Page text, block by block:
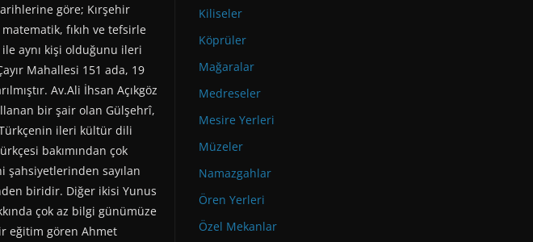
göre; Kırşehir
fıkıh ve tefsirle
ile aynı kişi olduğunu ileri
Mahallesi 151 ada, 19
Av.Ali İhsan Açıkgöz
bir şair olan Gülşehrî,
ileri kültür dili
bakımından çok
sayılan
biridir. Diğer ikisi Yunus
çok az bilgi günümüze
eğitim gören Ahmet
Kiliseler
Köprüler
Mağaralar
Medreseler
Mesire Yerleri
Müzeler
Namazgahlar
Ören Yerleri
Özel Mekanlar